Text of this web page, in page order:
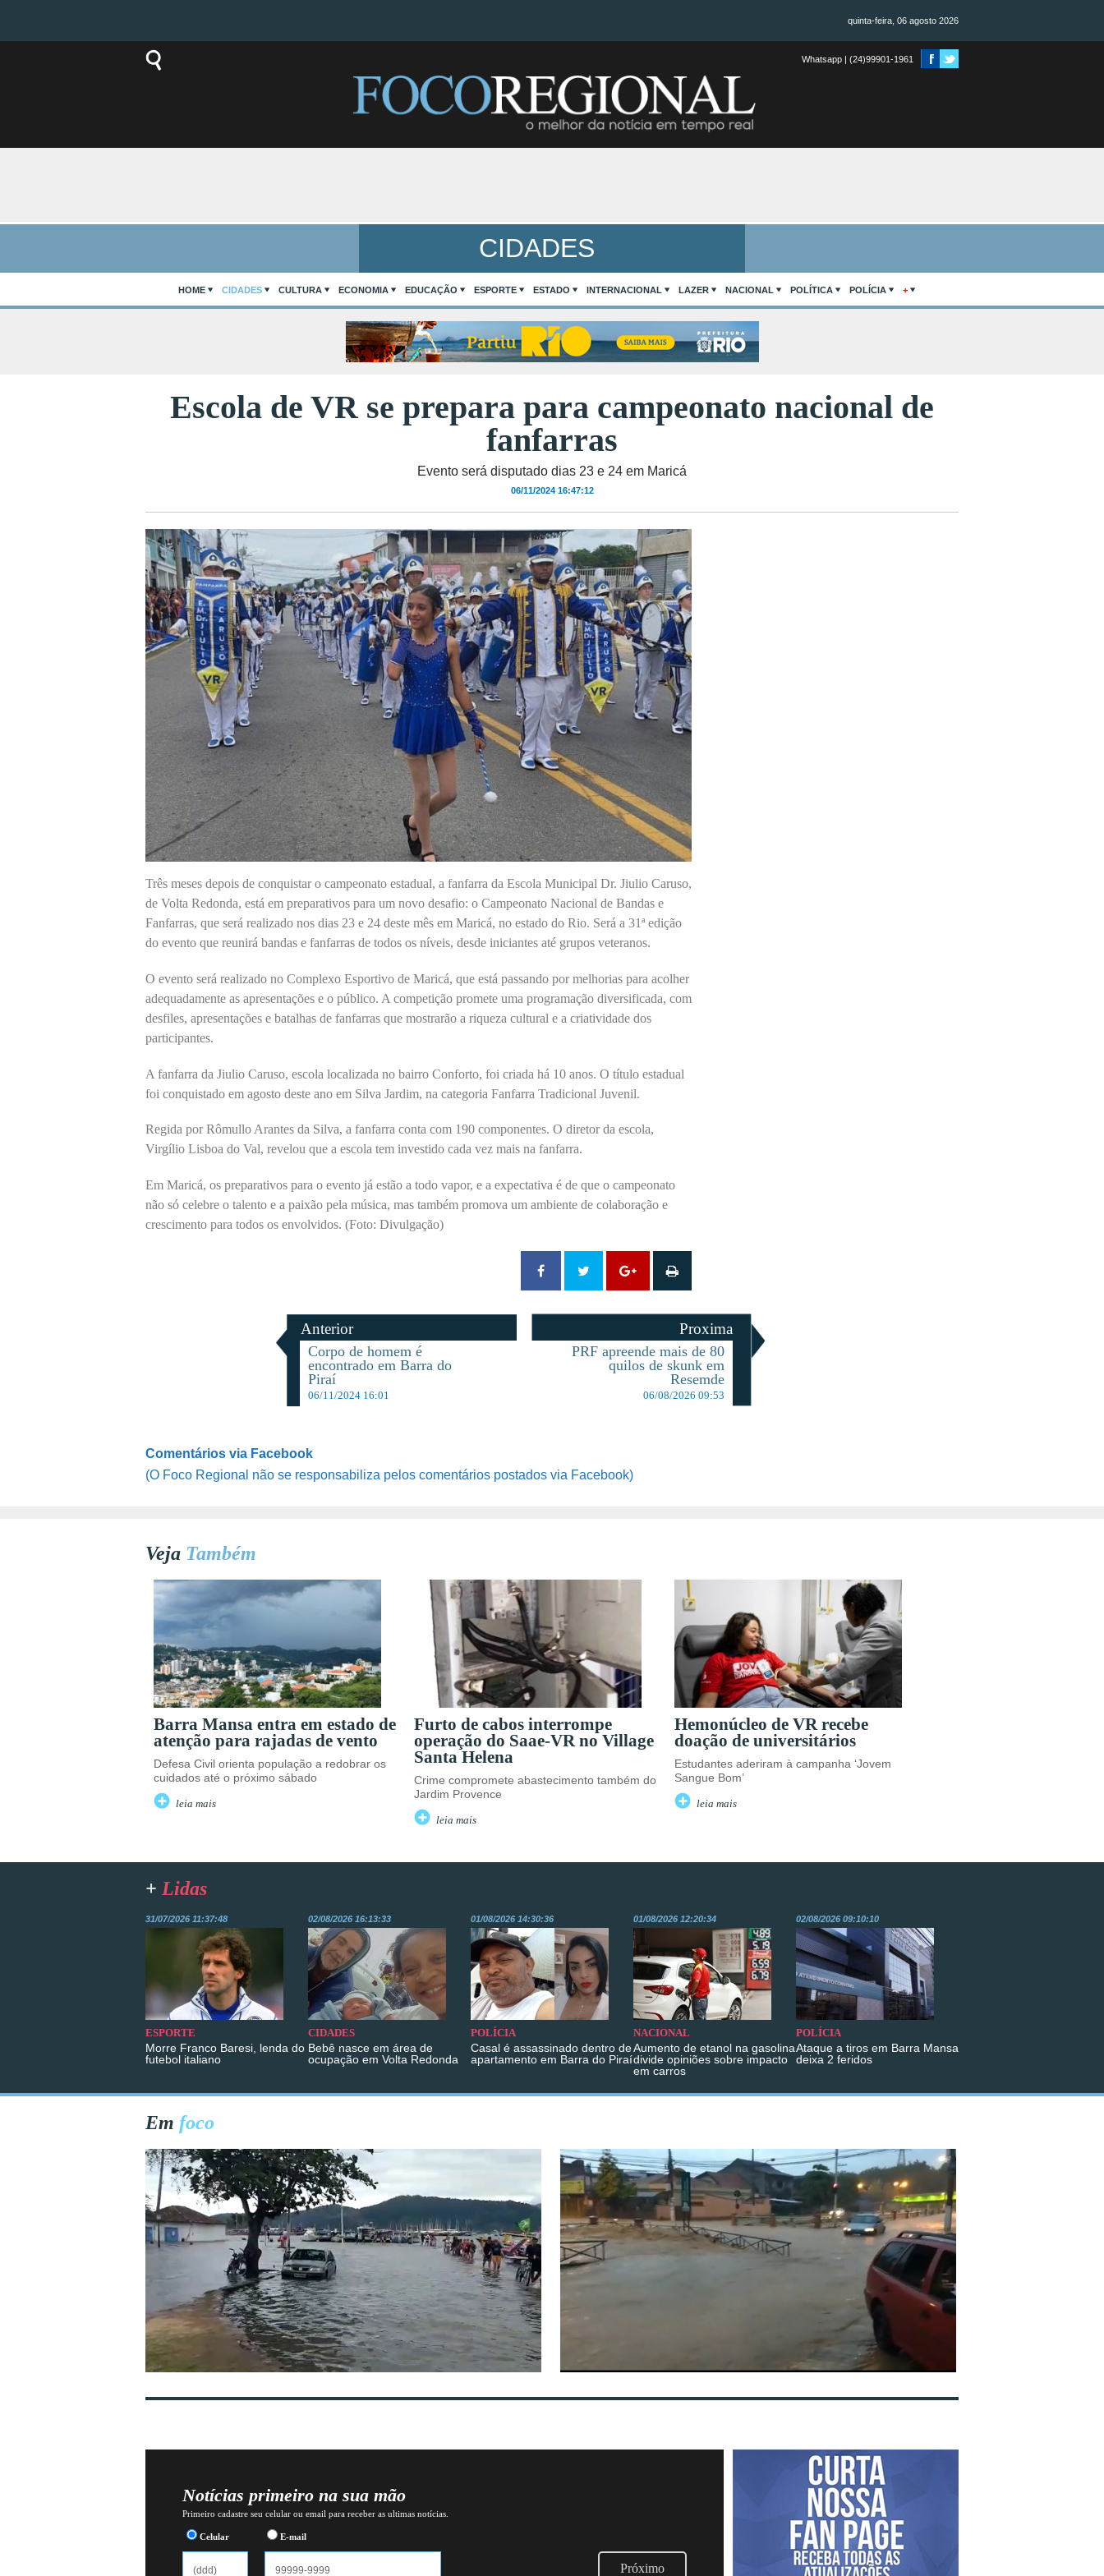
quinta-feira, 06 agosto 2026
Whatsapp | (24)99901-1961
CIDADES
HOME CIDADES CULTURA ECONOMIA EDUCAÇÃO ESPORTE ESTADO INTERNACIONAL LAZER NACIONAL POLÍTICA POLÍCIA +
Escola de VR se prepara para campeonato nacional de
fanfarras
Evento será disputado dias 23 e 24 em Maricá
06/11/2024 16:47:12
Três meses depois de conquistar o campeonato estadual, a fanfarra da Escola Municipal Dr. Jiulio Caruso,
de Volta Redonda, está em preparativos para um novo desafio: o Campeonato Nacional de Bandas e
Fanfarras, que será realizado nos dias 23 e 24 deste mês em Maricá, no estado do Rio. Será a 31ª edição
do evento que reunirá bandas e fanfarras de todos os níveis, desde iniciantes até grupos veteranos.
O evento será realizado no Complexo Esportivo de Maricá, que está passando por melhorias para acolher
adequadamente as apresentações e o público. A competição promete uma programação diversificada, com
desfiles, apresentações e batalhas de fanfarras que mostrarão a riqueza cultural e a criatividade dos
participantes.
A fanfarra da Jiulio Caruso, escola localizada no bairro Conforto, foi criada há 10 anos. O título estadual
foi conquistado em agosto deste ano em Silva Jardim, na categoria Fanfarra Tradicional Juvenil.
Regida por Rômullo Arantes da Silva, a fanfarra conta com 190 componentes. O diretor da escola,
Virgílio Lisboa do Val, revelou que a escola tem investido cada vez mais na fanfarra.
Em Maricá, os preparativos para o evento já estão a todo vapor, e a expectativa é de que o campeonato
não só celebre o talento e a paixão pela música, mas também promova um ambiente de colaboração e
crescimento para todos os envolvidos. (Foto: Divulgação)
Anterior
Corpo de homem é
encontrado em Barra do
Piraí
06/11/2024 16:01
Proxima
PRF apreende mais de 80
quilos de skunk em
Resemde
06/08/2026 09:53
Comentários via Facebook
(O Foco Regional não se responsabiliza pelos comentários postados via Facebook)
Veja Também
Barra Mansa entra em estado de
atenção para rajadas de vento
Defesa Civil orienta população a redobrar os
cuidados até o próximo sábado
leia mais
Furto de cabos interrompe
operação do Saae-VR no Village
Santa Helena
Crime compromete abastecimento também do
Jardim Provence
leia mais
Hemonúcleo de VR recebe
doação de universitários
Estudantes aderiram à campanha ‘Jovem
Sangue Bom’
leia mais
+ Lidas
31/07/2026 11:37:48
ESPORTE
Morre Franco Baresi, lenda do
futebol italiano
02/08/2026 16:13:33
CIDADES
Bebê nasce em área de
ocupação em Volta Redonda
01/08/2026 14:30:36
POLÍCIA
Casal é assassinado dentro de
apartamento em Barra do Piraí
01/08/2026 12:20:34
NACIONAL
Aumento de etanol na gasolina
divide opiniões sobre impacto
em carros
02/08/2026 09:10:10
POLÍCIA
Ataque a tiros em Barra Mansa
deixa 2 feridos
Em foco
Notícias primeiro na sua mão
Primeiro cadastre seu celular ou email para receber as ultimas notícias.
Celular E-mail
Próximo